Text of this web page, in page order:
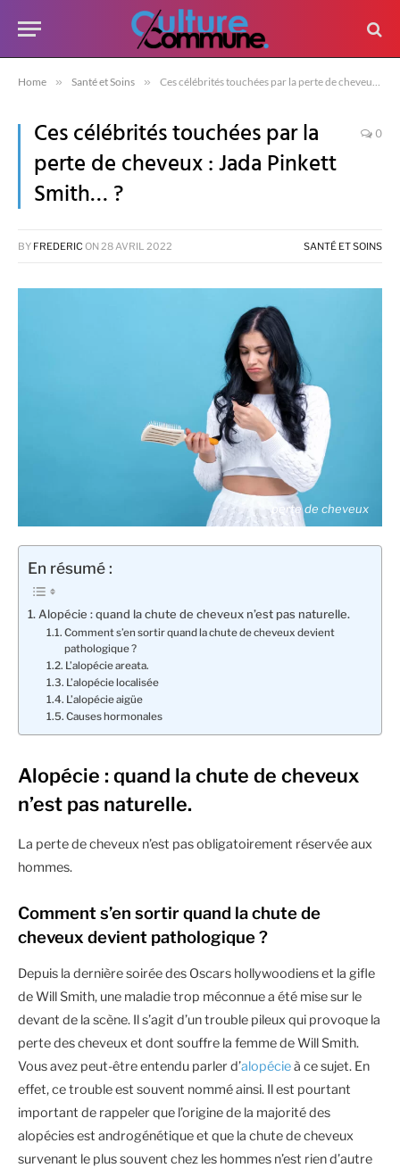
Home » Santé et Soins » Ces célébrités touchées par la perte de cheveux : Jada Pinkett Smith… ?
Ces célébrités touchées par la
perte de cheveux : Jada Pinkett
Smith… ?
0
BY FREDERIC ON 28 AVRIL 2022 SANTÉ ET SOINS
perte de cheveux
En résumé :
Alopécie : quand la chute de cheveux n’est pas naturelle.
Comment s’en sortir quand la chute de cheveux devient
pathologique ?
L’alopécie areata.
L’alopécie localisée
L’alopécie aigüe
Causes hormonales
Alopécie : quand la chute de cheveux
n’est pas naturelle.
La perte de cheveux n’est pas obligatoirement réservée aux
hommes.
Comment s’en sortir quand la chute de
cheveux devient pathologique ?
Depuis la dernière soirée des Oscars hollywoodiens et la gifle
de Will Smith, une maladie trop méconnue a été mise sur le
devant de la scène. Il s’agit d’un trouble pileux qui provoque la
perte des cheveux et dont souffre la femme de Will Smith.
Vous avez peut-être entendu parler d’alopécieà ce sujet. En
effet, ce trouble est souvent nommé ainsi. Il est pourtant
important de rappeler que l’origine de la majorité des
alopécies est androgénétique et que la chute de cheveux
survenant le plus souvent chez les hommes n’est rien d’autre